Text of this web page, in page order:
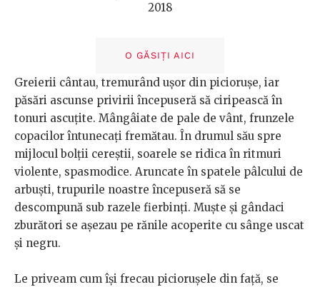
2018
O GĂSIȚI AICI
Greierii cântau, tremurând ușor din piciorușe, iar
păsări ascunse privirii începuseră să ciripească în
tonuri ascuțite. Mângâiate de pale de vânt, frunzele
copacilor întunecați fremătau. În drumul său spre
mijlocul bolții cereștii, soarele se ridica în ritmuri
violente, spasmodice. Aruncate în spatele pâlcului de
arbuști, trupurile noastre începuseră să se
descompună sub razele fierbinți. Muște și gândaci
zburători se așezau pe rănile acoperite cu sânge uscat
și negru.
Le priveam cum își frecau piciorușele din față, se